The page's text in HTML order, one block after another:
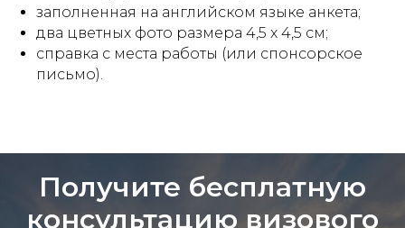
заполненная на английском языке анкета;
два цветных фото размера 4,5 x 4,5 см;
справка с места работы (или спонсорское
письмо).
Получите бесплатную
консультацию визового